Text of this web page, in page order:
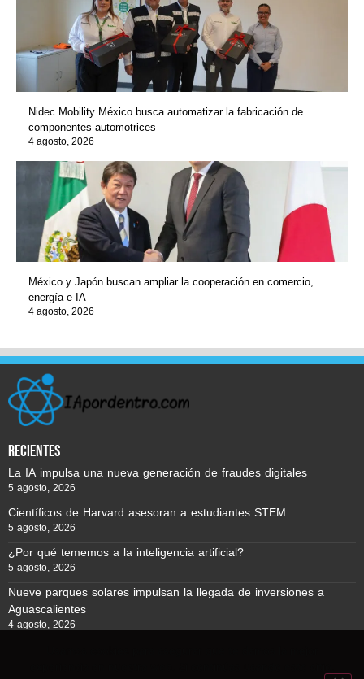
Nidec Mobility México busca automatizar la fabricación de
componentes automotrices
4 agosto, 2026
México y Japón buscan ampliar la cooperación en comercio,
energía e IA
4 agosto, 2026
recientes
La IA impulsa una nueva generación de fraudes digitales
5 agosto, 2026
Científicos de Harvard asesoran a estudiantes STEM
5 agosto, 2026
¿Por qué tememos a la inteligencia artificial?
5 agosto, 2026
Nueve parques solares impulsan la llegada de inversiones a
Aguascalientes
4 agosto, 2026